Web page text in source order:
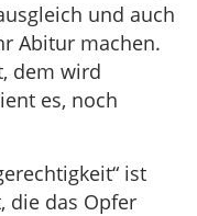
und auch
Abitur machen.
dem wird
es, noch
ist
die das Opfer